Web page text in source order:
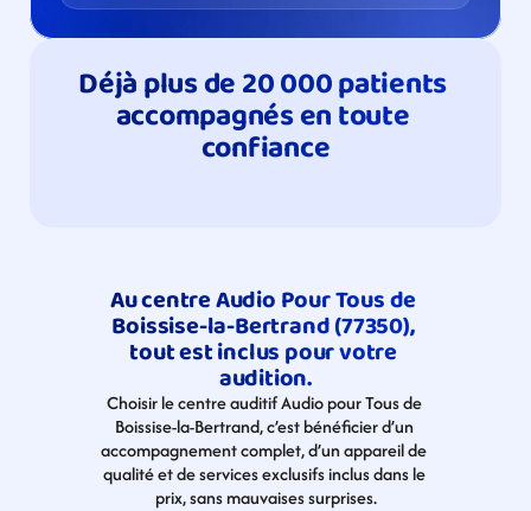
Déjà plus de 20 000 patients
accompagnés en toute
confiance
Au centre Audio Pour Tous de
Boissise-la-Bertrand (77350),
tout est inclus pour votre
audition.
Choisir le centre auditif Audio pour Tous de
Boissise-la-Bertrand, c’est bénéficier d’un
accompagnement complet, d’un appareil de
qualité et de services exclusifs inclus dans le
prix, sans mauvaises surprises.